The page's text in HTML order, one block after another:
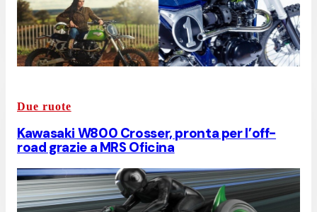
Due ruote
Kawasaki W800 Crosser, pronta per l’off-
road grazie a MRS Oficina